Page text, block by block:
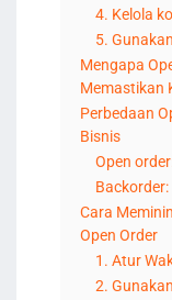
4. Kelola
5.
Mengapa
Memastikan
Perbedaan
Bisnis
Open
Backorder:
Cara
Open Order
1. Atur
2.